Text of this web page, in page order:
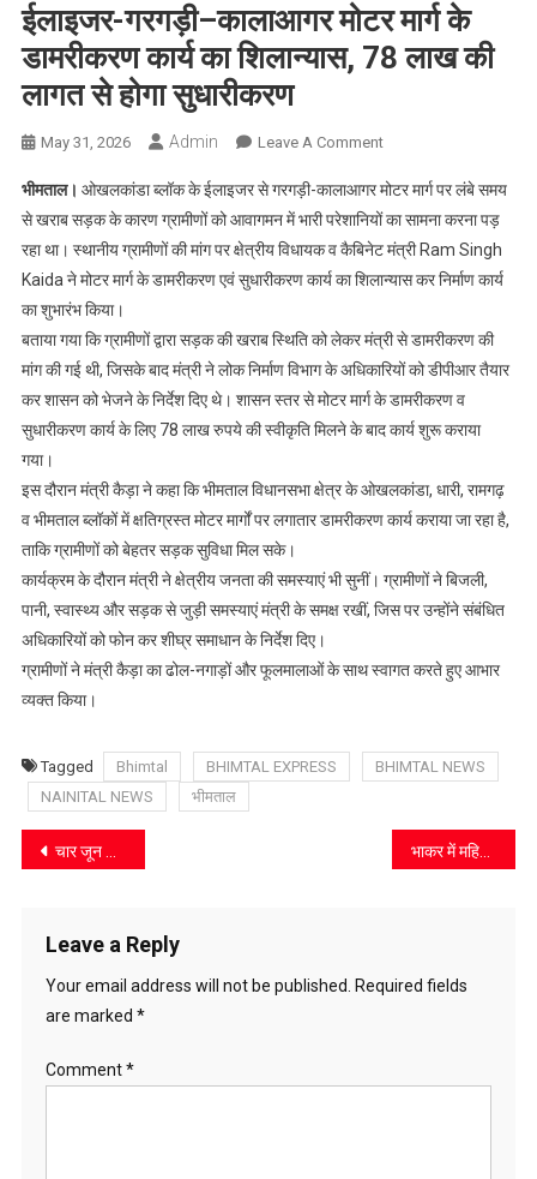
ईलाइजर-गरगड़ी–कालाआगर मोटर मार्ग के
डामरीकरण कार्य का शिलान्यास, 78 लाख की
लागत से होगा सुधारीकरण
May 31, 2026 Admin Leave A CommentOn
गरगड़ी–
कालाआगर
मोटर
मार्ग
डामरीकरण
कार्य
शिलान्यास,
की
लागत
होगा
सुधारीकरण
भीमताल। ओखलकांडा ब्लॉक के ईलाइजर से गरगड़ी-कालाआगर मोटर मार्ग पर लंबे समय
से खराब सड़क के कारण ग्रामीणों को आवागमन में भारी परेशानियों का सामना करना पड़
रहा था। स्थानीय ग्रामीणों की मांग पर क्षेत्रीय विधायक व कैबिनेट मंत्री Ram Singh
Kaida ने मोटर मार्ग के डामरीकरण एवं सुधारीकरण कार्य का शिलान्यास कर निर्माण कार्य
का शुभारंभ किया।
बताया गया कि ग्रामीणों द्वारा सड़क की खराब स्थिति को लेकर मंत्री से डामरीकरण की
मांग की गई थी, जिसके बाद मंत्री ने लोक निर्माण विभाग के अधिकारियों को डीपीआर तैयार
कर शासन को भेजने के निर्देश दिए थे। शासन स्तर से मोटर मार्ग के डामरीकरण व
सुधारीकरण कार्य के लिए 78 लाख रुपये की स्वीकृति मिलने के बाद कार्य शुरू कराया
गया।
इस दौरान मंत्री कैड़ा ने कहा कि भीमताल विधानसभा क्षेत्र के ओखलकांडा, धारी, रामगढ़
व भीमताल ब्लॉकों में क्षतिग्रस्त मोटर मार्गों पर लगातार डामरीकरण कार्य कराया जा रहा है,
ताकि ग्रामीणों को बेहतर सड़क सुविधा मिल सके।
कार्यक्रम के दौरान मंत्री ने क्षेत्रीय जनता की समस्याएं भी सुनीं। ग्रामीणों ने बिजली,
पानी, स्वास्थ्य और सड़क से जुड़ी समस्याएं मंत्री के समक्ष रखीं, जिस पर उन्होंने संबंधित
अधिकारियों को फोन कर शीघ्र समाधान के निर्देश दिए।
ग्रामीणों ने मंत्री कैड़ा का ढोल-नगाड़ों और फूलमालाओं के साथ स्वागत करते हुए आभार
व्यक्त किया।
Tagged Bhimtal BHIMTAL EXPRESS
BHIMTAL NEWS
NAINITAL NEWS
भीमताल
Post
चार जून को होगा जंगलिया गांव इंटर कॉलेज का वार्षिकोत्सव, जनप्रतिनिधियों को भेजा गया निमंत्रण
Leave a Reply
Your email address will not be published. Required fields
are marked *
Comment*